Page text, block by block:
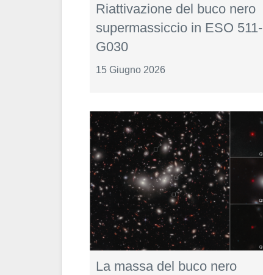
Riattivazione del buco nero
supermassiccio in ESO 511-
G030
15 Giugno 2026
La massa del buco nero